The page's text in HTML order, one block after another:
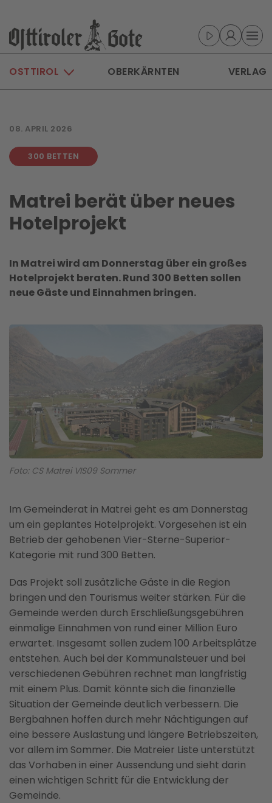
Skip to main content
OSTTIROL OBERKÄRNTEN VERLAG
08. APRIL 2026
300 BETTEN
Matrei berät über neues
Hotelprojekt
In Matrei wird am Donnerstag über ein großes
Hotelprojekt beraten. Rund 300 Betten sollen
neue Gäste und Einnahmen bringen.
Foto: CS Matrei VIS09 Sommer
Im Gemeinderat in Matrei geht es am Donnerstag
um ein geplantes Hotelprojekt. Vorgesehen ist ein
Betrieb der gehobenen Vier-Sterne-Superior-
Kategorie mit rund 300 Betten.
Das Projekt soll zusätzliche Gäste in die Region
bringen und den Tourismus weiter stärken. Für die
Gemeinde werden durch Erschließungsgebühren
einmalige Einnahmen von rund einer Million Euro
erwartet. Insgesamt sollen zudem 100 Arbeitsplätze
entstehen. Auch bei der Kommunalsteuer und bei
verschiedenen Gebühren rechnet man langfristig
mit einem Plus. Damit könnte sich die finanzielle
Situation der Gemeinde deutlich verbessern. Die
Bergbahnen hoffen durch mehr Nächtigungen auf
eine bessere Auslastung und längere Betriebszeiten,
vor allem im Sommer. Die Matreier Liste unterstützt
das Vorhaben in einer Aussendung und sieht darin
einen wichtigen Schritt für die Entwicklung der
Gemeinde.